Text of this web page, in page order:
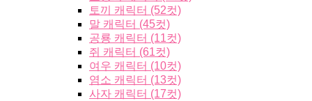
토끼 캐릭터 (52컷)
말 캐릭터 (45컷)
공룡 캐릭터 (11컷)
쥐 캐릭터 (61컷)
여우 캐릭터 (10컷)
염소 캐릭터 (13컷)
사자 캐릭터 (17컷)